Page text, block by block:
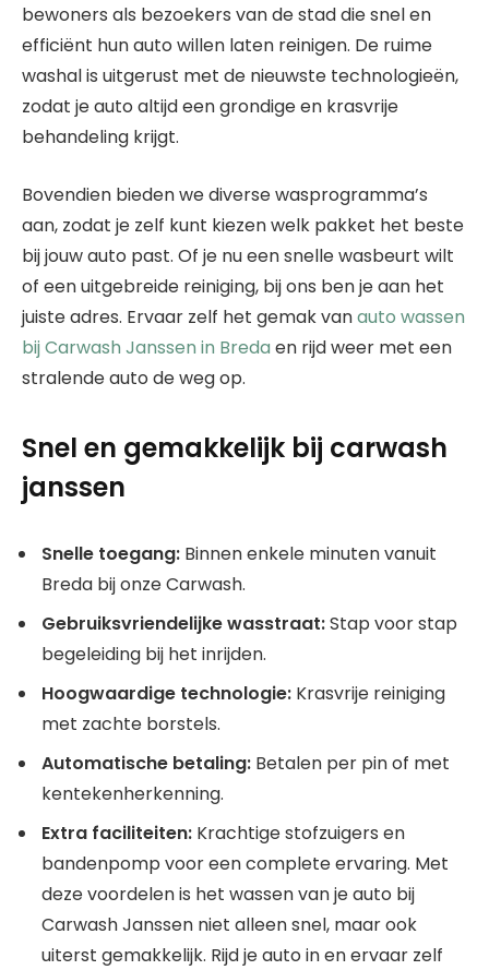
bewoners als bezoekers van de stad die snel en
efficiënt hun auto willen laten reinigen. De ruime
washal is uitgerust met de nieuwste technologieën,
zodat je auto altijd een grondige en krasvrije
behandeling krijgt.
Bovendien bieden we diverse wasprogramma’s
aan, zodat je zelf kunt kiezen welk pakket het beste
bij jouw auto past. Of je nu een snelle wasbeurt wilt
of een uitgebreide reiniging, bij ons ben je aan het
juiste adres. Ervaar zelf het gemak vanauto wassen
bij Carwash Janssen in Breda en rijd weer met een
stralende auto de weg op.
Snel en gemakkelijk bij carwash
janssen
Snelle toegang: Binnen enkele minuten vanuit
Breda bij onze Carwash.
Gebruiksvriendelijke wasstraat:Stap voor stap
begeleiding bij het inrijden.
Hoogwaardige technologie: Krasvrije reiniging
met zachte borstels.
Automatische betaling: Betalen per pin of met
kentekenherkenning.
Extra faciliteiten: Krachtige stofzuigers en
bandenpomp voor een complete ervaring. Met
deze voordelen is het wassen van je auto bij
Carwash Janssen niet alleen snel, maar ook
uiterst gemakkelijk. Rijd je auto in en ervaar zelf